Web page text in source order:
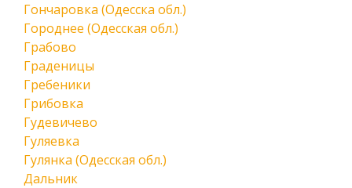
Гончаровка (Одесска обл.)
Городнее (Одесская обл.)
Грабово
Граденицы
Гребеники
Грибовка
Гудевичево
Гуляевка
Гулянка (Одесская обл.)
Дальник